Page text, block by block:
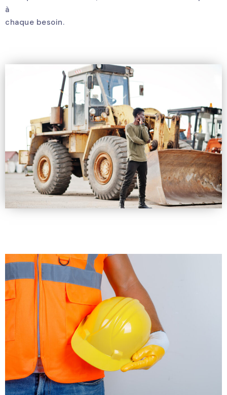
à
chaque besoin.